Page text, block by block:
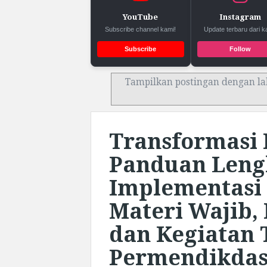
YouTube
Subscribe channel kami!
Subscribe
Instagram
Update terbaru dari
Follow
Tampilkan postingan dengan
Transformasi
Panduan
Implementasi
Materi Wajib,
dan Kegiatan